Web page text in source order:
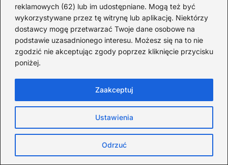
reklamowych (62) lub im udostępniane. Mogą też być
wykorzystywane przez tę witrynę lub aplikację. Niektórzy
dostawcy mogę przetwarzać Twoje dane osobowe na
podstawie uzasadnionego interesu. Możesz się na to nie
zgodzić nie akceptując zgody poprzez kliknięcie przycisku
poniżej.
Ustawienia
Odrzuć
Zaakceptuj
niezwykłych historii. Znajdziesz tu inspirujące relacje z
podróży, praktyczne przewodniki, sprawdzone porady oraz
wskazówki, jak zaplanować wyjazd – zarówno ten bliski, jak
i na drugi koniec globu. Podróżujemy z głową i sercem –
miejsc, które mają duszę. Blog powstał z myślą o tych,